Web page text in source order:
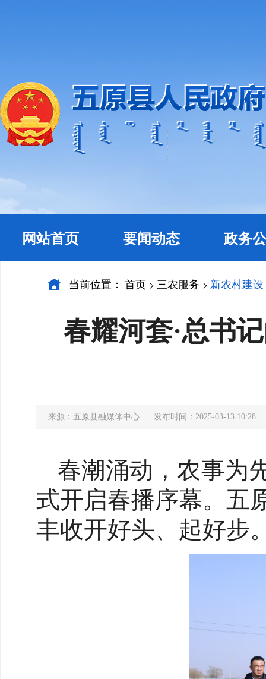
网站首页 要闻动态 政务
当前位置： 首页 > 三农服务 > 新农村建设
春耀河套·总书
来源：五原县融媒体中心 发布时间：2025-03-13 10:28
春潮涌动，农事为
式开启春播序幕。五
丰收开好头、起好步